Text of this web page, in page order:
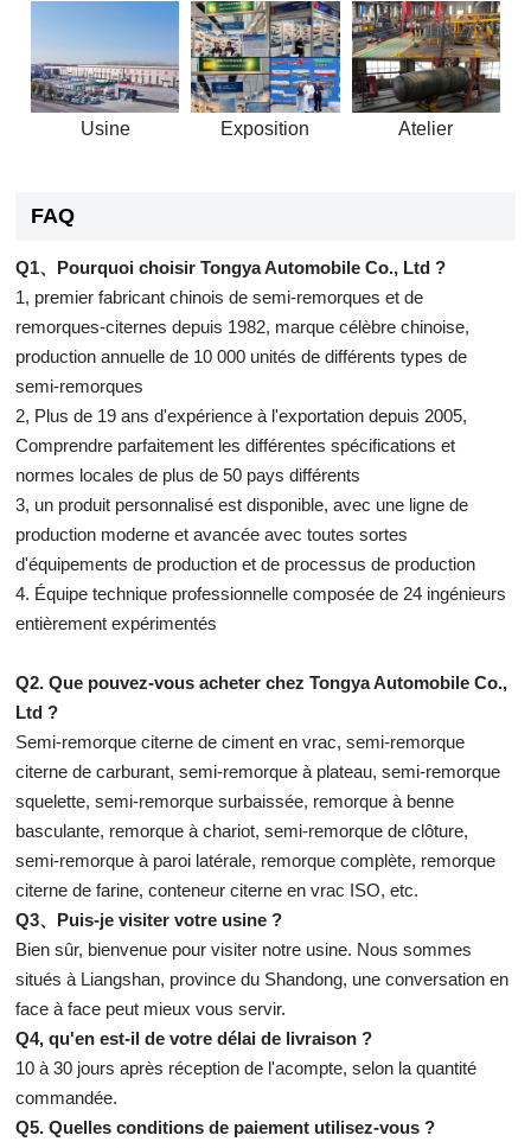
Usine Exposition Atelier
FAQ
Q1、Pourquoi choisir Tongya Automobile Co., Ltd ?
1, premier fabricant chinois de semi-remorques et de
remorques-citernes depuis 1982, marque célèbre chinoise,
production annuelle de 10 000 unités de différents types de
semi-remorques
2, Plus de 19 ans d'expérience à l'exportation depuis 2005,
Comprendre parfaitement les différentes spécifications et
normes locales de plus de 50 pays différents
3, un produit personnalisé est disponible, avec une ligne de
production moderne et avancée avec toutes sortes
d'équipements de production et de processus de production
4. Équipe technique professionnelle composée de 24 ingénieurs
entièrement expérimentés
Q2. Que pouvez-vous acheter chez Tongya Automobile Co.,
Ltd ?
Semi-remorque citerne de ciment en vrac, semi-remorque
citerne de carburant, semi-remorque à plateau, semi-remorque
squelette, semi-remorque surbaissée, remorque à benne
basculante, remorque à chariot, semi-remorque de clôture,
semi-remorque à paroi latérale, remorque complète, remorque
citerne de farine, conteneur citerne en vrac ISO, etc.
Q3、Puis-je visiter votre usine ?
Bien sûr, bienvenue pour visiter notre usine. Nous sommes
situés à Liangshan, province du Shandong, une conversation en
face à face peut mieux vous servir.
Q4, qu'en est-il de votre délai de livraison ?
10 à 30 jours après réception de l'acompte, selon la quantité
commandée.
Q5. Quelles conditions de paiement utilisez-vous ?